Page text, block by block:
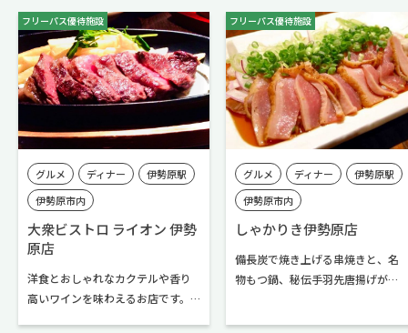
フリーパス優待施設
グルメ ディナー
伊勢原駅
伊勢原市内
大衆ビストロ ライオン 伊勢
原店
洋食とおしゃれなカクテルや香り
高いワインを味わえるお店です。
フリーパス優待施設
グルメ ディナー
伊勢原駅
伊勢原市内
しゃかりき伊勢原店
備長炭で焼き上げる串焼きと、名
物もつ鍋、秘伝手羽先唐揚げが自